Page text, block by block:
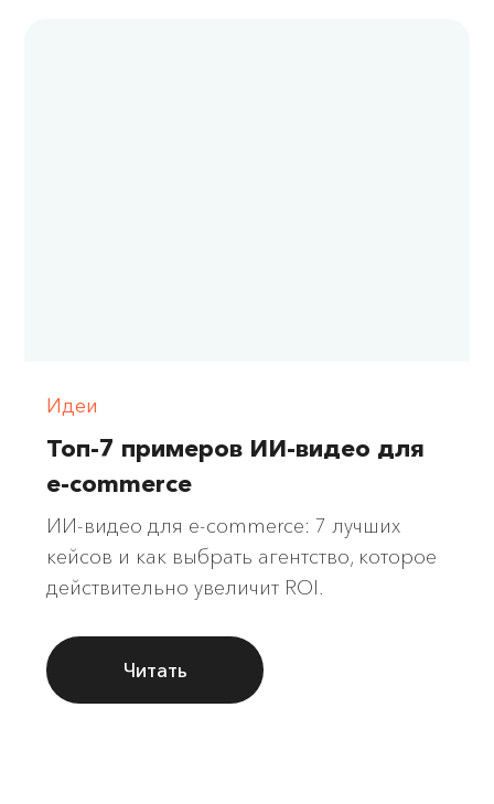
Идеи
Топ-7 примеров ИИ-видео для
e-commerce
ИИ-видео для e-commerce: 7 лучших
кейсов и как выбрать агентство, которое
действительно увеличит ROI.
Читать